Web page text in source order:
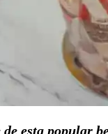
esta popular